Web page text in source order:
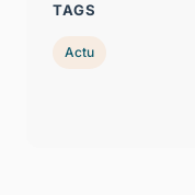
TAGS
Actu